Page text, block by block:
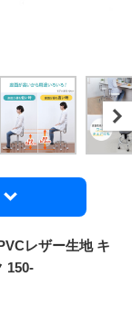
レザー生地 キ
150-